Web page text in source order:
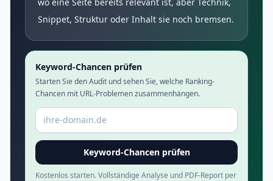
Snippet, Struktur oder Inhalt sie noch bremsen.
Keyword-Chancen prüfen
Starten Sie den Audit und sehen Sie, welche Ranking-
Chancen mit URL-Problemen zusammenhängen.
Domain oder URL
Keyword-Chancen prüfen
Kostenlos starten. Vollständige Analyse und PDF-Report per